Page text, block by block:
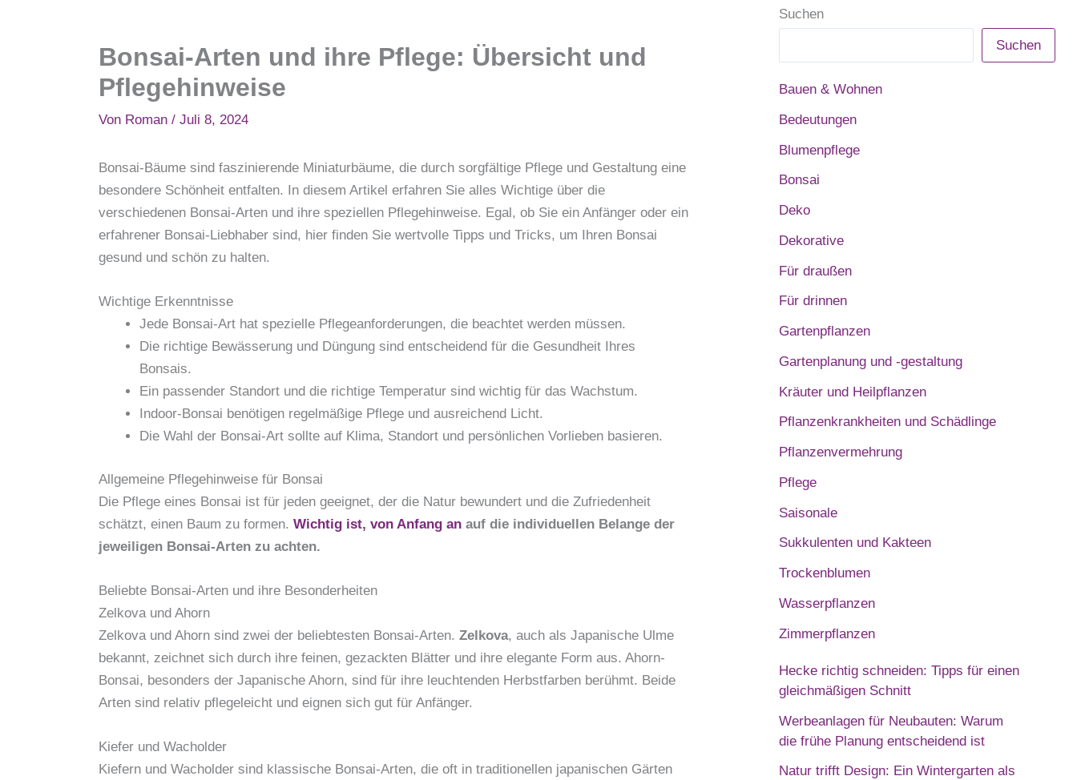
Bonsai-Arten und ihre Pflege: Übersicht und
Pflegehinweise
Von Roman / Juli 8, 2024
Bonsai-Bäume sind faszinierende Miniaturbäume, die durch sorgfältige Pflege und Gestaltung eine
besondere Schönheit entfalten. In diesem Artikel erfahren Sie alles Wichtige über die
verschiedenen Bonsai-Arten und ihre speziellen Pflegehinweise. Egal, ob Sie ein Anfänger oder ein
erfahrener Bonsai-Liebhaber sind, hier finden Sie wertvolle Tipps und Tricks, um Ihren Bonsai
gesund und schön zu halten.
Wichtige Erkenntnisse
Jede Bonsai-Art hat spezielle Pflegeanforderungen, die beachtet werden müssen.
Die richtige Bewässerung und Düngung sind entscheidend für die Gesundheit Ihres
Bonsais.
Ein passender Standort und die richtige Temperatur sind wichtig für das Wachstum.
Indoor-Bonsai benötigen regelmäßige Pflege und ausreichend Licht.
Die Wahl der Bonsai-Art sollte auf Klima, Standort und persönlichen Vorlieben basieren.
Allgemeine Pflegehinweise für Bonsai
Die Pflege eines Bonsai ist für jeden geeignet, der die Natur bewundert und die Zufriedenheit
schätzt, einen Baum zu formen. Wichtig ist, von Anfang an auf die individuellen Belange der
jeweiligen Bonsai-Arten zu achten.
Beliebte Bonsai-Arten und ihre Besonderheiten
Zelkova und Ahorn
Zelkova und Ahorn sind zwei der beliebtesten Bonsai-Arten. Zelkova, auch als Japanische Ulme
bekannt, zeichnet sich durch ihre feinen, gezackten Blätter und ihre elegante Form aus. Ahorn-
Bonsai, besonders der Japanische Ahorn, sind für ihre leuchtenden Herbstfarben berühmt. Beide
Arten sind relativ pflegeleicht und eignen sich gut für Anfänger.
Kiefer und Wacholder
Kiefern und Wacholder sind klassische Bonsai-Arten, die oft in traditionellen japanischen Gärten
Suchen
Suchen
Bauen & Wohnen
Bedeutungen
Blumenpflege
Bonsai
Deko
Dekorative
Für draußen
Für drinnen
Gartenpflanzen
Gartenplanung und -gestaltung
Kräuter und Heilpflanzen
Pflanzenkrankheiten und Schädlinge
Pflanzenvermehrung
Pflege
Saisonale
Sukkulenten und Kakteen
Trockenblumen
Wasserpflanzen
Zimmerpflanzen
Hecke richtig schneiden: Tipps für einen
gleichmäßigen Schnitt
Werbeanlagen für Neubauten: Warum
die frühe Planung entscheidend ist
Natur trifft Design: Ein Wintergarten als